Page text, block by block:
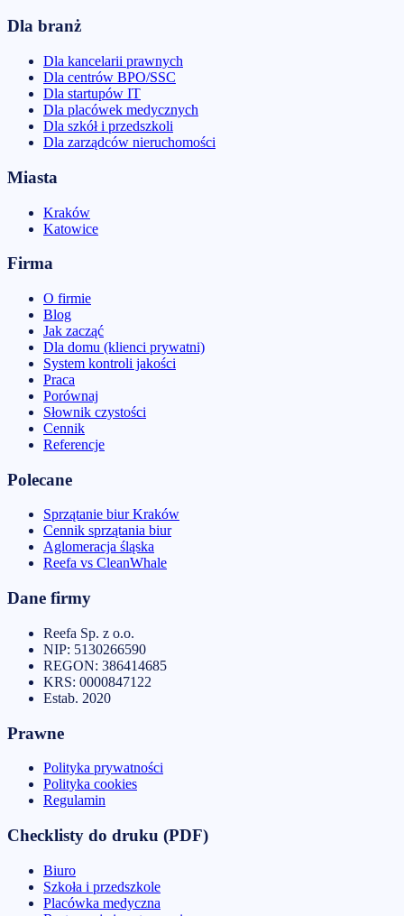
Dla branż
Dla kancelarii prawnych
Dla centrów BPO/SSC
Dla startupów IT
Dla placówek medycznych
Dla szkół i przedszkoli
Dla zarządców nieruchomości
Miasta
Kraków
Katowice
Firma
O firmie
Blog
Jak zacząć
Dla domu (klienci prywatni)
System kontroli jakości
Praca
Porównaj
Słownik czystości
Cennik
Referencje
Polecane
Sprzątanie biur Kraków
Cennik sprzątania biur
Aglomeracja śląska
Reefa vs CleanWhale
Dane firmy
Reefa Sp. z o.o.
NIP: 5130266590
REGON: 386414685
KRS: 0000847122
Estab. 2020
Prawne
Polityka prywatności
Polityka cookies
Regulamin
Checklisty do druku (PDF)
Biuro
Szkoła i przedszkole
Placówka medyczna